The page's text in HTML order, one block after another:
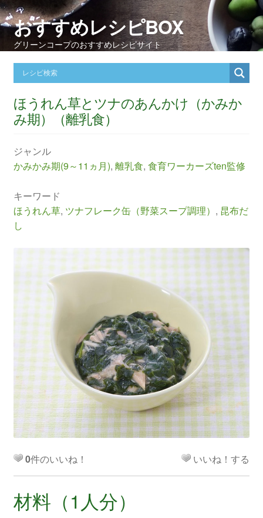
おすすめレシピBOX
グリーンコープのおすすめレシピサイト
ほうれん草とツナのあんかけ（かみか
み期）（離乳食）
ジャンル
かみかみ期(9～11ヵ月), 離乳食, 食育ワーカーズten監修
キーワード
ほうれん草, ツナフレーク缶（野菜スープ調理） , 昆布だ
し
0件のいいね！ いいね！する
材料（1人分）